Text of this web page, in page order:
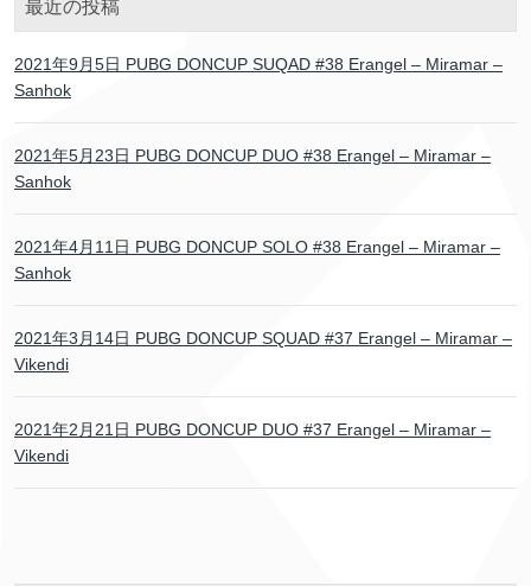
最近の投稿
2021年9月5日 PUBG DONCUP SUQAD #38 Erangel – Miramar –
Sanhok
2021年5月23日 PUBG DONCUP DUO #38 Erangel – Miramar –
Sanhok
2021年4月11日 PUBG DONCUP SOLO #38 Erangel – Miramar –
Sanhok
2021年3月14日 PUBG DONCUP SQUAD #37 Erangel – Miramar –
Vikendi
2021年2月21日 PUBG DONCUP DUO #37 Erangel – Miramar –
Vikendi